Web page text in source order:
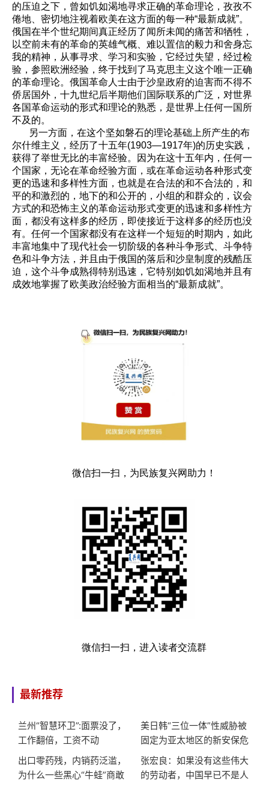
的压迫之下，曾如饥如渴地寻求正确的革命理论，孜孜不
倦地、密切地注视着欧美在这方面的每一种“最新成就”。
俄国在半个世纪期间真正经历了闻所未闻的痛苦和牺牲，
以空前未有的革命的英雄气概、难以置信的毅力和舍身忘
我的精神，从事寻求、学习和实验，它经过失望，经过检
验，参照欧洲经验，终于找到了马克思主义这个唯一正确
的革命理论。俄国革命人士由于沙皇政府的迫害而不得不
侨居国外，十九世纪后半期他们国际联系的广泛，对世界
各国革命运动的形式和理论的熟悉，是世界上任何一国所
不及的。
另一方面，在这个坚如磐石的理论基础上所产生的布
尔什维主义，经历了十五年(1903—1917年)的历史实践，
获得了举世无比的丰富经验。因为在这十五年内，任何一
个国家，无论在革命经验方面，或在革命运动各种形式变
更的迅速和多样性方面，也就是在合法的和不合法的，和
平的和激烈的，地下的和公开的，小组的和群众的，议会
方式的和恐怖主义的革命运动形式变更的迅速和多样性方
面，都没有这样多的经历，即使接近于这样多的经历也没
有。任何一个国家都没有在这样一个短短的时期内，如此
丰富地集中了现代社会一切阶级的各种斗争形式、斗争特
色和斗争方法，并且由于俄国的落后和沙皇制度的残酷压
迫，这个斗争成熟得特别迅速，它特别如饥如渴地并且有
成效地掌握了欧美政治经验方面相当的“最新成就”。
微信扫一扫，为民族复兴网助力！
微信扫一扫，进入读者交流群
最新推荐
兰州“智慧环卫”:面票没了，
工作翻倍，工资不动
美日韩“三位一体”性威胁被
固定为亚太地区的新安保危
机
出口零药残，内销药泛滥，
为什么一些黑心“牛蛙”商敢
张宏良：如果没有这些伟大
的劳动者，中国早已不是人